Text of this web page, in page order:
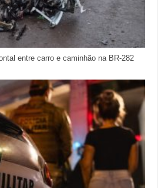
entre carro e caminhão na BR-282